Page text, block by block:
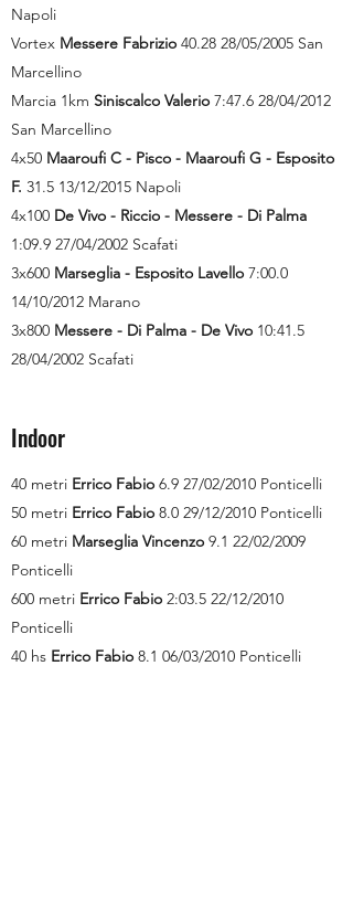
Napoli
Vortex Messere Fabrizio 40.28 28/05/2005 San
Marcellino
Marcia 1km Siniscalco Valerio 7:47.6 28/04/2012
San Marcellino
4x50 Maaroufi C - Pisco - Maaroufi G - Esposito
F. 31.5 13/12/2015 Napoli
4x100 De Vivo - Riccio - Messere - Di Palma
1:09.9 27/04/2002 Scafati
3x600 Marseglia - Esposito Lavello 7:00.0
14/10/2012 Marano
3x800 Messere - Di Palma - De Vivo 10:41.5
28/04/2002 Scafati
Indoor
40 metri Errico Fabio 6.9 27/02/2010 Ponticelli
50 metri Errico Fabio 8.0 29/12/2010 Ponticelli
60 metri Marseglia Vincenzo 9.1 22/02/2009
Ponticelli
600 metri Errico Fabio 2:03.5 22/12/2010
Ponticelli
40 hs Errico Fabio 8.1 06/03/2010 Ponticelli